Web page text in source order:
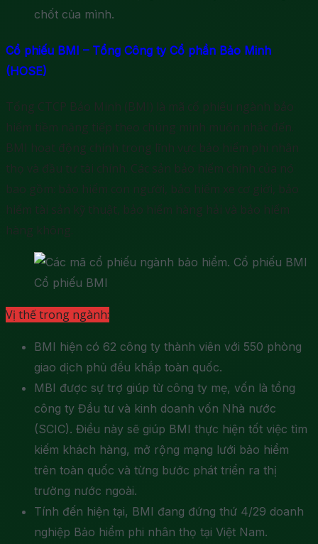
chốt của mình.
Cổ phiếu BMI – Tổng Công ty Cổ phần Bảo Minh
(HOSE)
Tổng CTCP Bảo Minh (BMI) là mã cổ phiếu ngành bảo
hiểm tiềm năng tiếp theo chúng mình muốn nhắc đến.
BMI hoạt động chính trong lĩnh vực bảo hiểm phi nhân
thọ và đầu tư tài chính. Các sản bảo hiểm chính của nó
bao gồm: bảo hiểm con người, bảo hiểm xe cơ giới, bảo
hiểm tài sản kỹ thuật, bảo hiểm hàng hải và bảo hiểm
hàng không.
Cổ phiếu BMI
Vị thế trong ngành:
BMI hiện có 62 công ty thành viên với 550 phòng
giao dịch phủ đều khắp toàn quốc.
MBI được sự trợ giúp từ công ty mẹ, vốn là tổng
công ty Đầu tư và kinh doanh vốn Nhà nước
(SCIC). Điều này sẽ giúp BMI thực hiện tốt việc tìm
kiếm khách hàng, mở rộng mạng lưới bảo hiểm
trên toàn quốc và từng bước phát triển ra thị
trường nước ngoài.
Tính đến hiện tại, BMI đang đứng thứ 4/29 doanh
nghiệp Bảo hiểm phi nhân thọ tại Việt Nam.